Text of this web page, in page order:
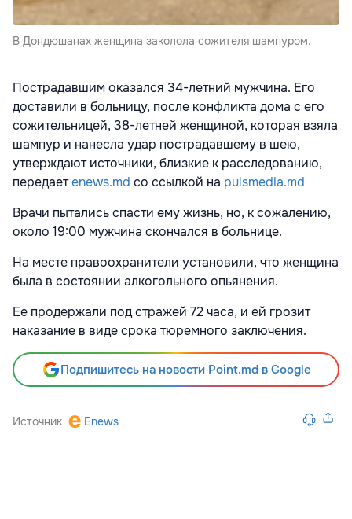
В Дондюшанах женщина заколола сожителя шампуром.
Пострадавшим оказался 34-летний мужчина. Его
доставили в больницу, после конфликта дома с его
сожительницей, 38-летней женщиной, которая взяла
шампур и нанесла удар пострадавшему в шею,
утверждают источники, близкие к расследованию,
передаетenews.md со ссылкой на pulsmedia.md
Врачи пытались спасти ему жизнь, но, к сожалению,
около 19:00 мужчина скончался в больнице.
На месте правоохранители установили, что женщина
была в состоянии алкогольного опьянения.
Ее продержали под стражей 72 часа, и ей грозит
наказание в виде срока тюремного заключения.
Подпишитесь на новости Point.md в Google
Источник Enews